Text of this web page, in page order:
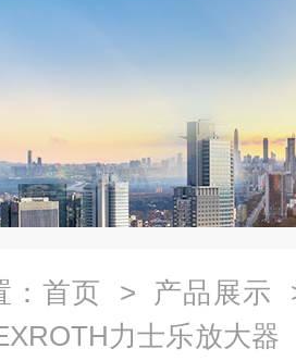
首页 > 产品展示
力士乐放大器